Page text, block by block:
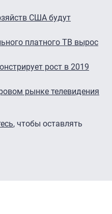
США будут
платного ТВ вырос
рост в 2019
рынке телевидения
, чтобы оставлять